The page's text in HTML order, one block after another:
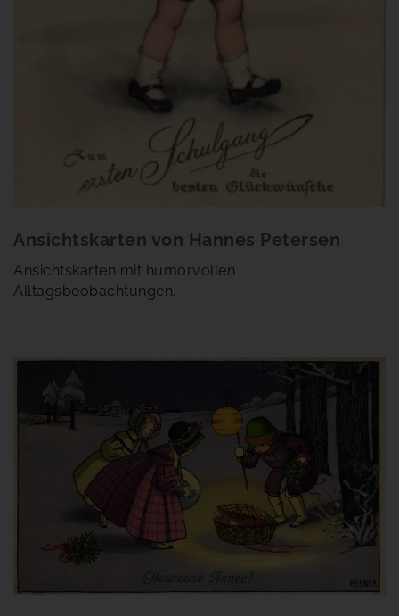
Ansichtskarten von Hannes Petersen
Ansichtskarten mit humorvollen
Alltagsbeobachtungen.